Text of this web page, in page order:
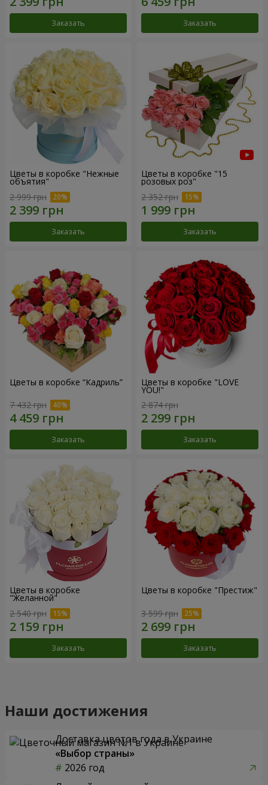
Заказать Заказать
Цветы в коробке "Нежные
объятия"
2 999 грн
Заказать
Цветы в коробке "15
розовых роз"
2 352 грн
Заказать
Цветы в коробке “Кадриль”
7 432 грн
Заказать
Цветы в коробке "LOVE
YOU!"
2 874 грн
Заказать
Цветы в коробке
"Желанной"
2 540 грн
Заказать
Цветы в коробке "Престиж"
3 599 грн
Заказать
Наши достижения
Доставка цветов года в Украине
«Выбор страны»
2026 год